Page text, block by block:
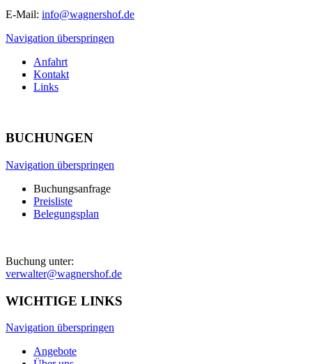
E-Mail: info@wagnershof.de
Navigation überspringen
Anfahrt
Kontakt
Links
BUCHUNGEN
Navigation überspringen
Buchungsanfrage
Preisliste
Belegungsplan
Buchung unter:
verwalter@wagnershof.de
WICHTIGE LINKS
Navigation überspringen
Angebote